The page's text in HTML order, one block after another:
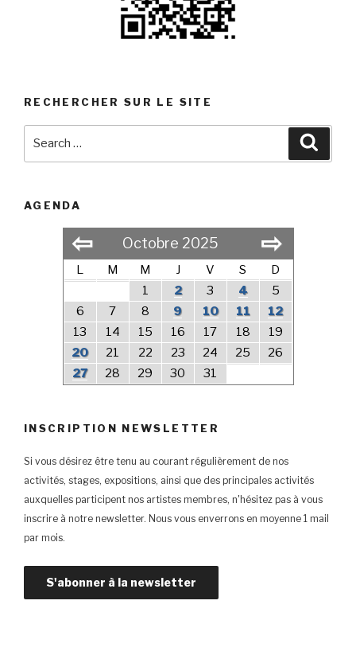
RECHERCHER SUR LE SITE
AGENDA
⇦ Octobre 2025 ⇨
L M M J V S
D
1
2 3 4
5
6
7 8 9 10 11
12
13
14 15 16 17 18
19
20
21 22 23 24 25
26
27
28 29 30 31
INSCRIPTION NEWSLETTER
Si vous désirez être tenu au courant régulièrement de nos
activités, stages, expositions, ainsi que des principales activités
auxquelles participent nos artistes membres, n'hésitez pas à vous
inscrire à notre newsletter. Nous vous enverrons en moyenne 1 mail
par mois.